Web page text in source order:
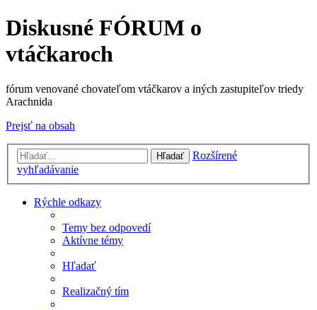
Diskusné FÓRUM o
vtáčkaroch
fórum venované chovateľom vtáčkarov a iných zastupiteľov triedy
Arachnida
Prejsť na obsah
Hľadať
Rozšírené
vyhľadávanie
Rýchle odkazy
Temy bez odpovedí
Aktívne témy
Hľadať
Realizačný tím